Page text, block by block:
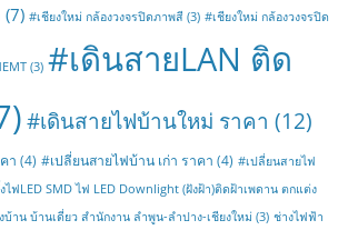
(7) #เชียงใหม่ กล้องวงจรปิดภาพสี (3) #เชียงใหม่ กล้องวงจรปิด
(3) #เดินสายLAN ติด
#เดินสายไฟบ้านใหม่ ราคา (12)
า (4) #เปลี่ยนสายไฟบ้าน เก่า ราคา (4) #เปลี่ยนสายไฟ
ไฟLED SMD ไฟ LED Downlight (ฝังฝ้า)ติดฝ้าเพดาน ตกแต่ง
าน บ้านเดี่ยว สำนักงาน ลำพูน-ลำปาง-เชียงใหม่ (3) ช่างไฟฟ้า